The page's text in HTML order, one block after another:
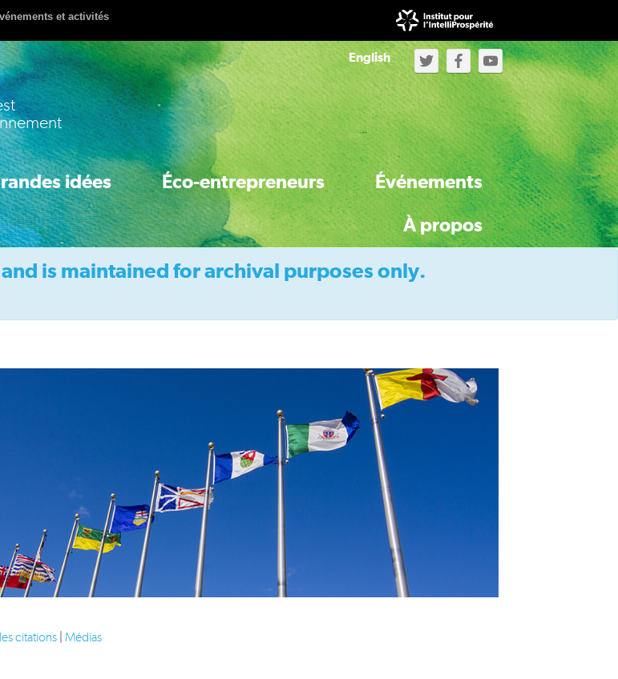
et activités
idées Éco-entrepreneurs Événements
À propos
English
is maintained for archival purposes only.
citations |Médias